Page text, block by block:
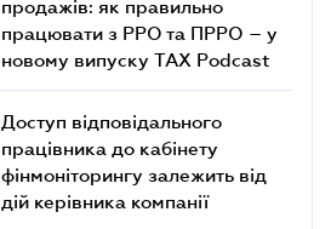
продажів: як правильно
працювати з РРО та ПРРО – у
новому випуску TAX Podcast
Доступ відповідального
працівника до кабінету
фінмоніторингу залежить від
дій керівника компанії